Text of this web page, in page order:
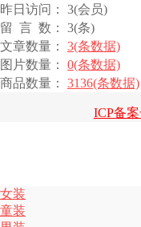
昨日访问： 3(会员)
留 言 数： 3(条)
文章数量： 3(条数据)
图片数量： 0(条数据)
商品数量： 3136(条数据)
ICP备
女装
童装